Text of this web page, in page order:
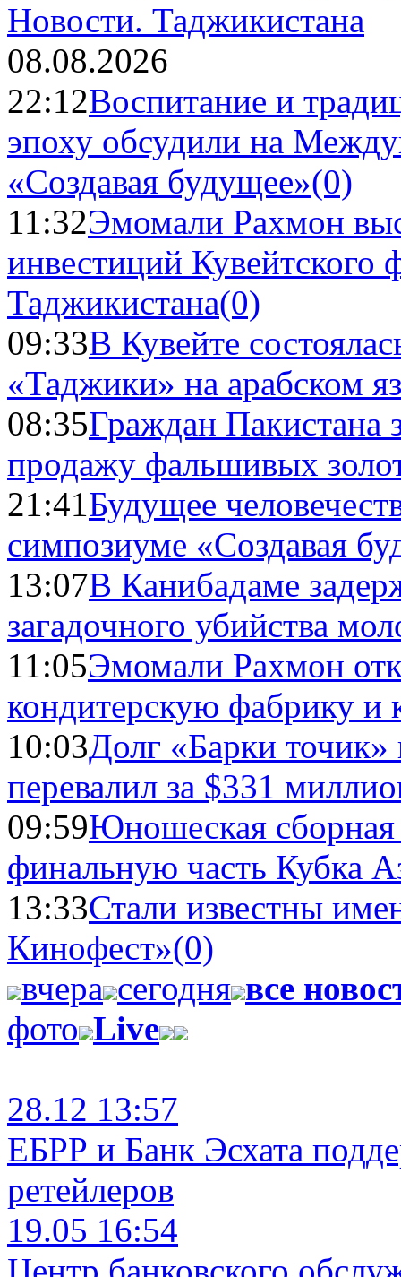
Новости. Таджикистана
08.08.2026
22:12Воспитание и
эпоху обсудили на
«Создавая будущее»(0)
11:32Эмомали Рахмон
инвестиций Кувейтского
Таджикистана(0)
09:33В Кувейте
«Таджики» на арабском
08:35Граждан Пакистана
продажу фальшивых
21:41Будущее
симпозиуме «Создавая
13:07В Канибадаме
загадочного убийства
11:05Эмомали Рахмон
кондитерскую фабрику и
10:03Долг «Барки
перевалил за $331
09:59Юношеская
финальную часть Кубка
13:33Стали известны
Кинофест»(0)
вчера сегодня все
фото Live
28.12 13:57
ЕБРР и Банк Эсхата
ретейлеров
19.05 16:54